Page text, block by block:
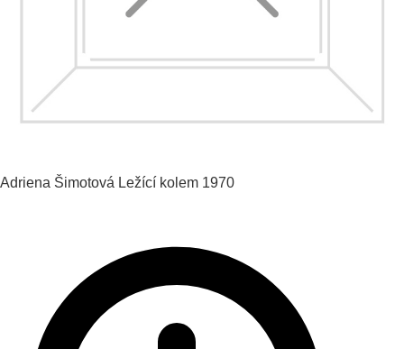
Adriena Šimotová Ležící kolem 1970